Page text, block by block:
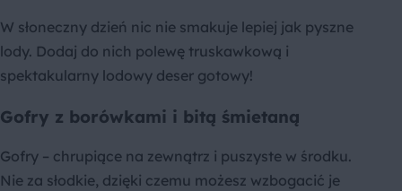
W słoneczny dzień nic nie smakuje lepiej jak pyszne
lody. Dodaj do nich polewę truskawkową i
spektakularny lodowy deser gotowy!
Gofry z borówkami i bitą śmietaną
Gofry – chrupiące na zewnątrz i puszyste w środku.
Nie za słodkie, dzięki czemu możesz wzbogacić je